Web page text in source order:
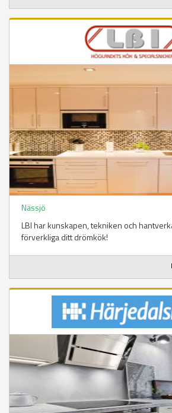
Nässjö
LBI har kunskapen, tekniken och
förverkliga ditt drömkök!